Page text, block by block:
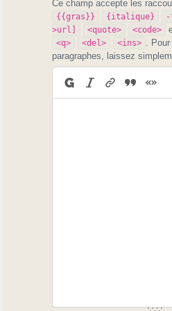
Ce champ accepte les
{{gras}} {italique}
>url]
<quote> <code>
<q> <del> <ins>
.
paragraphes, laissez